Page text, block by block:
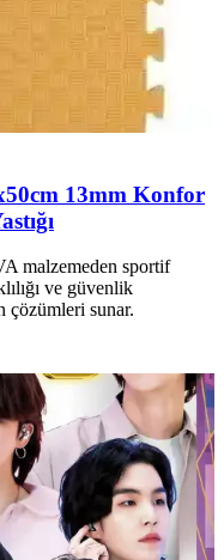
13mm Konfor
malzemeden sportif
ve güvenlik
çözümleri sunar.